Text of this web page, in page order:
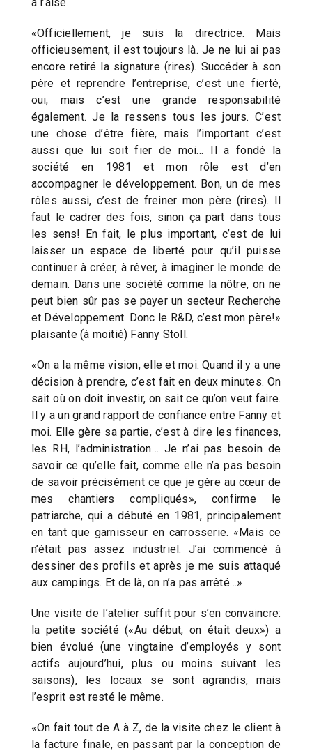
«Officiellement, je suis la directrice. Mais
officieusement, il est toujours là. Je ne lui ai pas
encore retiré la signature (rires). Succéder à son
père et reprendre l’entreprise, c’est une fierté,
oui, mais c’est une grande responsabilité
également. Je la ressens tous les jours. C’est
une chose d’être fière, mais l’important c’est
aussi que lui soit fier de moi… Il a fondé la
société en 1981 et mon rôle est d’en
accompagner le développement. Bon, un de mes
rôles aussi, c’est de freiner mon père (rires). Il
faut le cadrer des fois, sinon ça part dans tous
les sens! En fait, le plus important, c’est de lui
laisser un espace de liberté pour qu’il puisse
continuer à créer, à rêver, à imaginer le monde de
demain. Dans une société comme la nôtre, on ne
peut bien sûr pas se payer un secteur Recherche
et Développement. Donc le R&D, c’est mon père!»
plaisante (à moitié) Fanny Stoll.
«On a la même vision, elle et moi. Quand il y a une
décision à prendre, c’est fait en deux minutes. On
sait où on doit investir, on sait ce qu’on veut faire.
Il y a un grand rapport de confiance entre Fanny et
moi. Elle gère sa partie, c’est à dire les finances,
les RH, l’administration… Je n’ai pas besoin de
savoir ce qu’elle fait, comme elle n’a pas besoin
de savoir précisément ce que je gère au cœur de
mes chantiers compliqués», confirme le
patriarche, qui a débuté en 1981, principalement
en tant que garnisseur en carrosserie. «Mais ce
n’était pas assez industriel. J’ai commencé à
dessiner des profils et après je me suis attaqué
aux campings. Et de là, on n’a pas arrêté…»
Une visite de l’atelier suffit pour s’en convaincre:
la petite société («Au début, on était deux») a
bien évolué (une vingtaine d’employés y sont
actifs aujourd’hui, plus ou moins suivant les
saisons), les locaux se sont agrandis, mais
l’esprit est resté le même.
«On fait tout de A à Z, de la visite chez le client à
la facture finale, en passant par la conception de